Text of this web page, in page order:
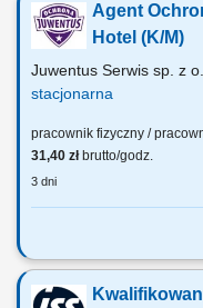
wyjazdów transportów
do systemu. Odbywanie
Agent
Hotel (K/M)
Juwentus Serwis sp. z
stacjonarna
pracownik fizyczny /
31,40 złbrutto/godz.
3 dni
ZADANIA: działania